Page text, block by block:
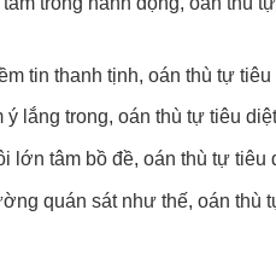
tin thanh tịnh, oán thù tự tiêu
lắng trong, oán thù tự tiêu
lớn tâm bồ đề, oán thù tự tiêu
quán sát như thế, oán thù